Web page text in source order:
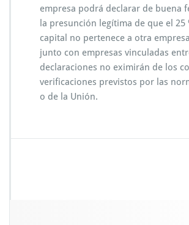
empresa podrá declarar de buena
la presunción legítima de que el 25
capital no pertenece a otra
junto con empresas vinculadas
declaraciones no eximirán de los
verificaciones previstos por las
o de la Unión.